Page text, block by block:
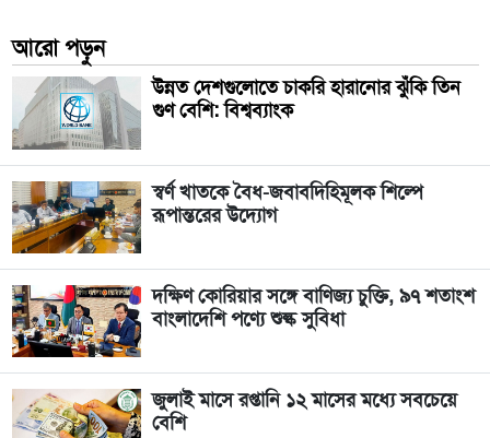
আরো পড়ুন
উন্নত দেশগুলোতে চাকরি হারানোর ঝুঁকি তিন
গুণ বেশি: বিশ্বব্যাংক
স্বর্ণ খাতকে বৈধ-জবাবদিহিমূলক শিল্পে
রূপান্তরের উদ্যোগ
দক্ষিণ কোরিয়ার সঙ্গে বাণিজ্য চুক্তি, ৯৭ শতাংশ
বাংলাদেশি পণ্যে শুল্ক সুবিধা
জুলাই মাসে রপ্তানি ১২ মাসের মধ্যে সবচেয়ে
বেশি